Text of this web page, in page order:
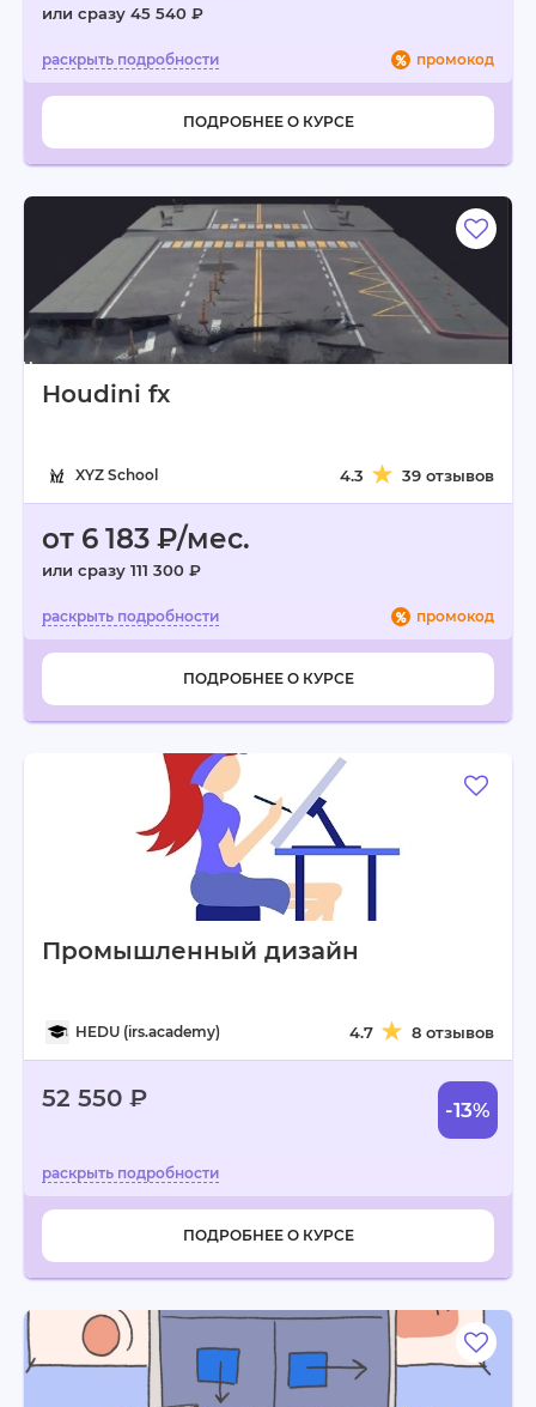
или сразу 45 540 ₽
промокод
ПОДРОБНЕЕ О КУРСЕ
Houdini fx
XYZ School 4.3 39 отзывов
от 6 183 ₽/мес.
или сразу 111 300 ₽
промокод
ПОДРОБНЕЕ О КУРСЕ
Промышленный дизайн
HEDU (irs.academy) 4.7 8 отзывов
52 550 ₽ -13%
ПОДРОБНЕЕ О КУРСЕ